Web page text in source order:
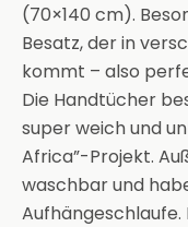
(70×140 cm).
Besatz, der in
kommt – also
Die Handtücher
super weich und
Africa”-Projekt.
waschbar und